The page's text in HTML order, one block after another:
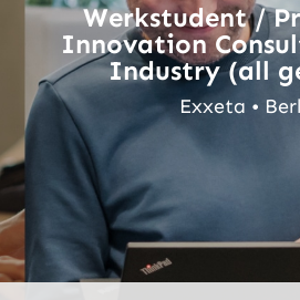
Werkstudent /
Innovation
Industry (all
Exxeta •